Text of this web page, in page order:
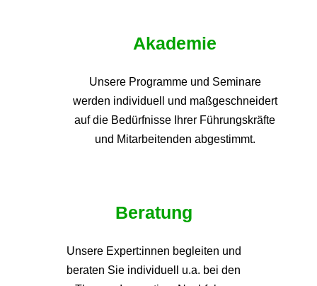
Akademie
Unsere Programme und Seminare
werden individuell und maßgeschneidert
auf die Bedürfnisse Ihrer Führungskräfte
und Mitarbeitenden abgestimmt.
Beratung
Unsere Expert:innen begleiten und
beraten Sie individuell u.a. bei den